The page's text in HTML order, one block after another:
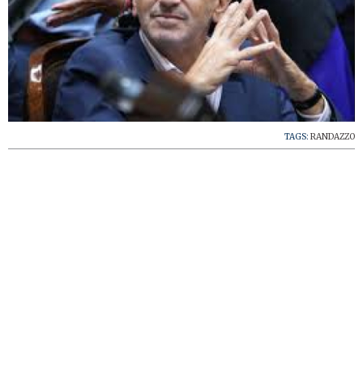
TAGS: RANDAZZO